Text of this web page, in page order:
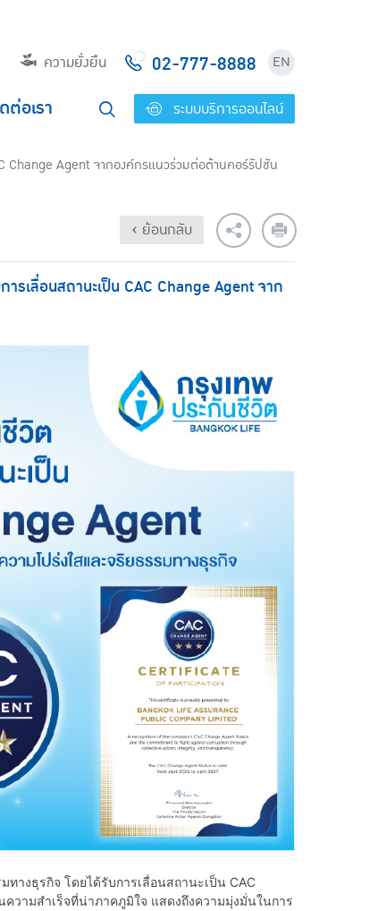
ความยั่งยืน 02-777-8888 EN
ต่อเรา ระบบบริการออนไลน์
Change Agent จากองค์กรแนวร่วมต่อต้านคอร์รัปชัน
‹ ย้อนกลับ
รเลื่อนสถานะเป็น CAC Change Agent จาก
งธุรกิจ โดยได้รับการเลื่อนสถานะเป็น CAC
วามสำเร็จที่น่าภาคภูมิใจ แสดงถึงความมุ่งมั่นในการ